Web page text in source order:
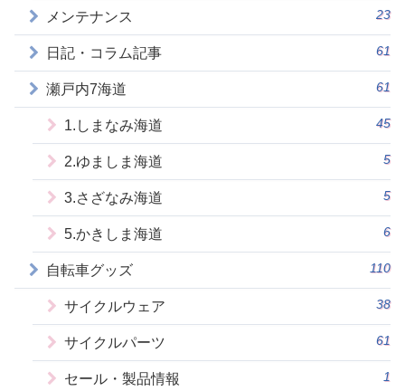
メンテナンス 23
日記・コラム記事 61
瀬戸内7海道 61
1.しまなみ海道 45
2.ゆましま海道 5
3.さざなみ海道 5
5.かきしま海道 6
自転車グッズ 110
サイクルウェア 38
サイクルパーツ 61
セール・製品情報 1